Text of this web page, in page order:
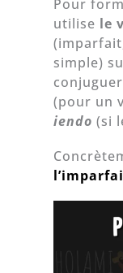
Pour
utilise le
simple)
(pour un
iendo (si